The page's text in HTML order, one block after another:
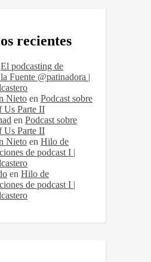
recientes
El podcasting de
Fuente @patinadora |
Nieto en Podcast sobre
Us Parte II
en Podcast sobre
Us Parte II
Nieto en Hilo de
de podcast I |
en Hilo de
de podcast I |